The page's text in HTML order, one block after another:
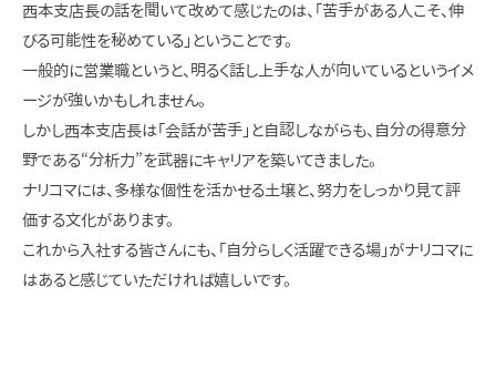
西本支店長の話を聞いて改めて感じたのは、「苦手がある人こそ、伸
びる可能性を秘めている」ということです。
一般的に営業職というと、明るく話し上手な人が向いているというイメ
ージが強いかもしれません。
しかし西本支店長は「会話が苦手」と自認しながらも、自分の得意分
野である“分析力”を武器にキャリアを築いてきました。
ナリコマには、多様な個性を活かせる土壌と、努力をしっかり見て評
価する文化があります。
これから入社する皆さんにも、「自分らしく活躍できる場」がナリコマに
はあると感じていただければ嬉しいです。